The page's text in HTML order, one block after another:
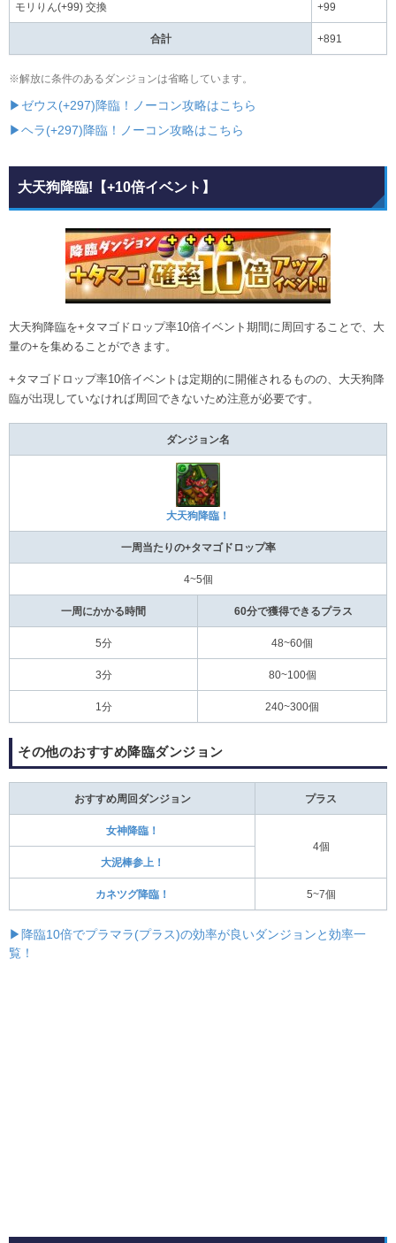
モリりん(+99) 交換 +99
合計 +891
※解放に条件のあるダンジョンは省略しています。
▶ゼウス(+297)降臨！ノーコン攻略はこちら
▶ヘラ(+297)降臨！ノーコン攻略はこちら
大天狗降臨!【+10倍イベント】
大天狗降臨を+タマゴドロップ率10倍イベント期間に周回することで、大
量の+を集めることができます。
+タマゴドロップ率10倍イベントは定期的に開催されるものの、大天狗降
臨が出現していなければ周回できないため注意が必要です。
ダンジョン名
大天狗降臨！
一周当たりの+タマゴドロップ率
4~5個
一周にかかる時間 60分で獲得できるプラス
5分 48~60個
3分 80~100個
1分 240~300個
その他のおすすめ降臨ダンジョン
おすすめ周回ダンジョン プラス
女神降臨！
4個
大泥棒参上！
カネツグ降臨！ 5~7個
▶降臨10倍でプラマラ(プラス)の効率が良いダンジョンと効率一
覧！